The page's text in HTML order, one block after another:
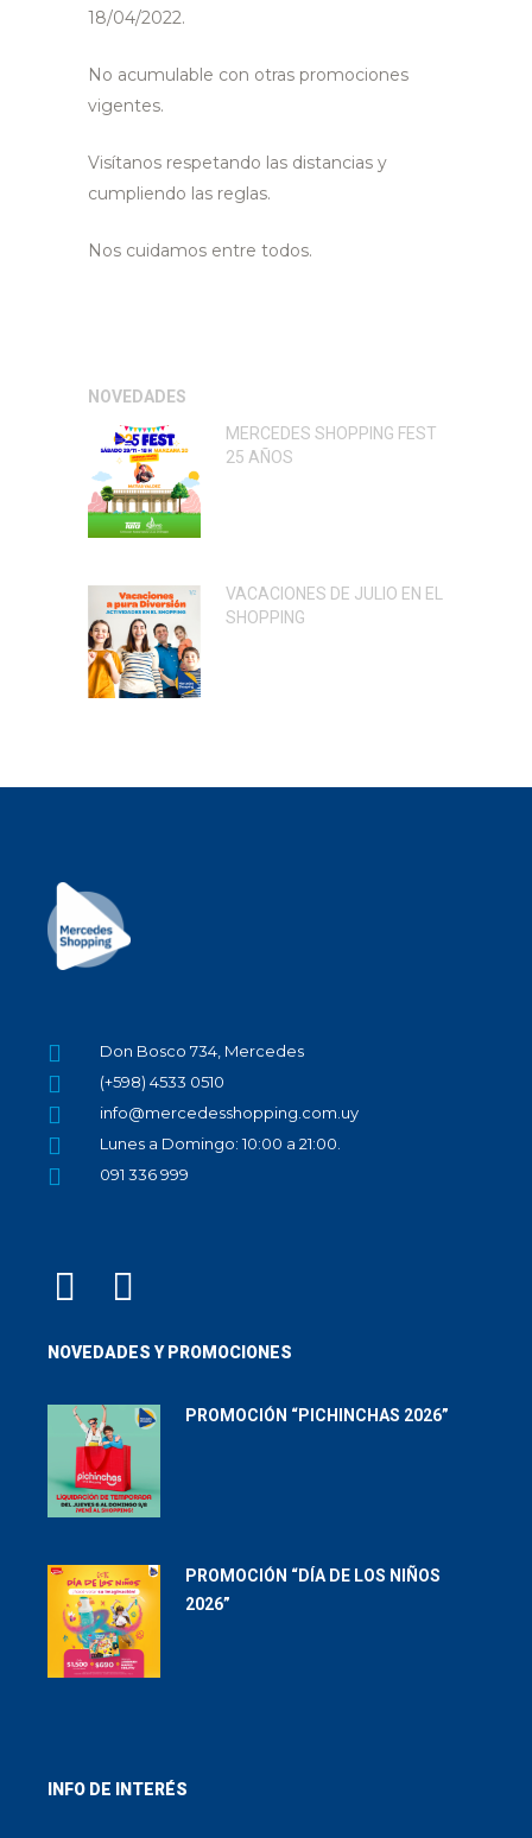
18/04/2022.
No acumulable con otras promociones
vigentes.
Visítanos respetando las distancias y
cumpliendo las reglas.
Nos cuidamos entre todos.
NOVEDADES
MERCEDES SHOPPING FEST
25 AÑOS
VACACIONES DE JULIO EN EL
SHOPPING
Don Bosco 734, Mercedes
(+598) 4533 0510
info@mercedesshopping.com.uy
Lunes a Domingo: 10:00 a 21:00.
091 336 999
NOVEDADES Y PROMOCIONES
PROMOCIÓN “PICHINCHAS 2026”
PROMOCIÓN “DÍA DE LOS NIÑOS
2026”
INFO DE INTERÉS